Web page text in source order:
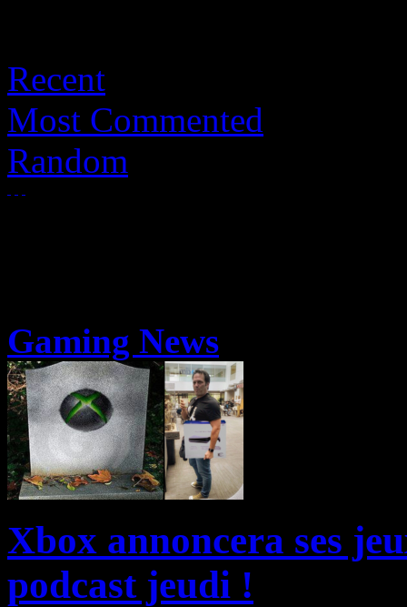
Recent
Most Commented
Random
Gaming News
Xbox annoncera ses
podcast jeudi !